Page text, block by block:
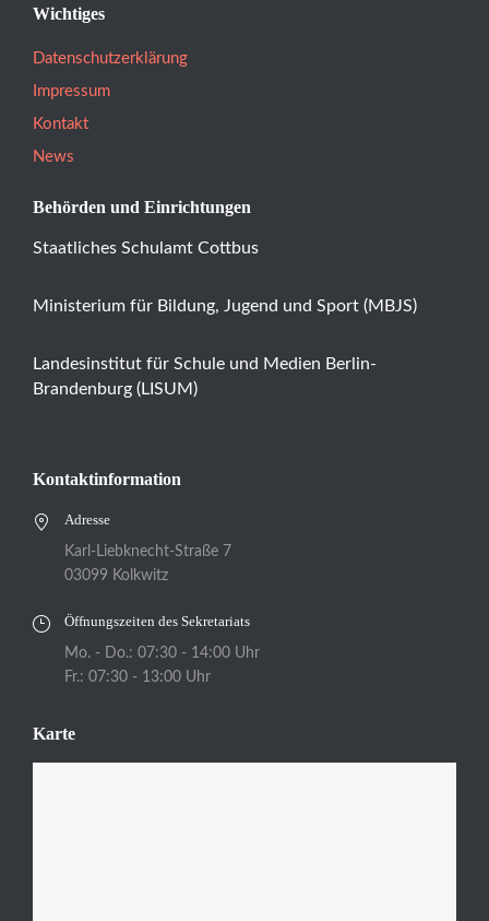
Wichtiges
Datenschutzerklärung
Impressum
Kontakt
News
Behörden und Einrichtungen
Staatliches Schulamt Cottbus
Ministerium für Bildung, Jugend und Sport (MBJS)
Landesinstitut für Schule und Medien Berlin-
Brandenburg (LISUM)
Kontaktinformation
Adresse
Karl-Liebknecht-Straße 7
03099 Kolkwitz
Öffnungszeiten des Sekretariats
Mo. - Do.: 07:30 - 14:00 Uhr
Fr.: 07:30 - 13:00 Uhr
Karte